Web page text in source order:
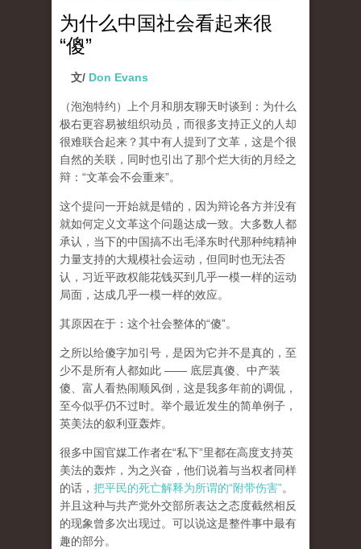
为什么中国社会看起来很
“傻”
文/ Don Evans
（泡泡特约）
上个月和朋友聊天时谈到：为什么
极右更容易被组织动员，而很多支持正义的人却
很难联合起来？其中有人提到了文革，这是个很
自然的关联，同时也引出了那个烂大街的月经之
辩：“文革会不会重来”。
这个提问一开始就是错的，因为辩论各方并没有
就如何定义文革这个问题达成一致。大多数人都
承认，当下的中国搞不出毛泽东时代那种纯精神
力量支持的大规模社会运动，但同时也无法否
认，习近平政权能花钱买到几乎一模一样的运动
局面，达成几乎一模一样的效应。
其原因在于：这个社会整体的“傻”。
之所以给傻字加引号，是因为它并不是真的，至
少不是所有人都如此 —— 底层真傻、中产装
傻、富人看热闹顺风倒，这是我多年前的调侃，
至今似乎仍不过时。举个最近发生的简单例子，
英美法的叙利亚轰炸。
很多中国官媒工作者在“私下”里都在高度支持英
美法的轰炸，为之兴奋，他们说着与当权者同样
的话， 把平民的死亡解释为所谓的“附带伤害”。
并且这种与共产党外交部所表达之态度截然相反
的现象曾多次出现过。可以说这是整件事中最有
趣的部分。